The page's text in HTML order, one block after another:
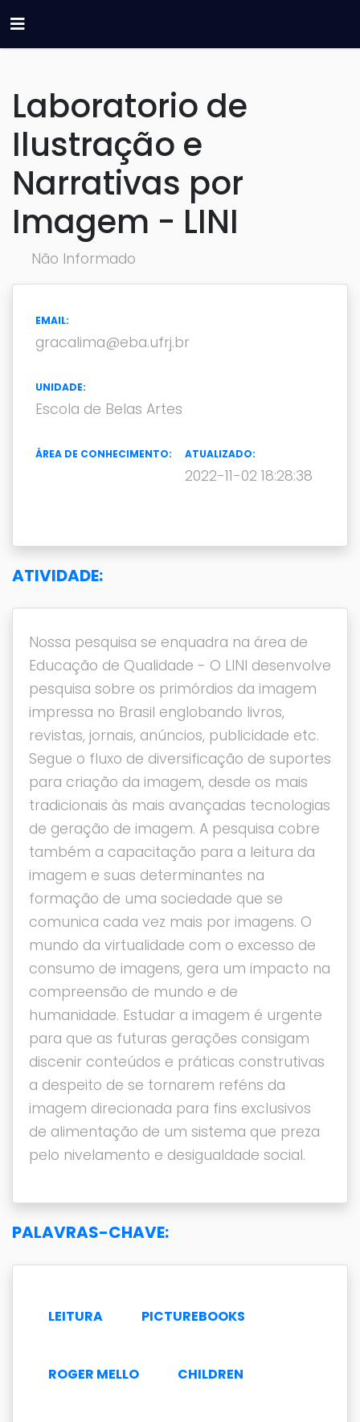
Laboratorio de
Ilustração e
Narrativas por
Imagem - LINI
Não Informado
EMAIL:
gracalima@eba.ufrj.br
UNIDADE:
Escola de Belas Artes
ÁREA DE CONHECIMENTO: ATUALIZADO:
2022-11-02 18:28:38
ATIVIDADE:
Nossa pesquisa se enquadra na área de
Educação de Qualidade - O LINI desenvolve
pesquisa sobre os primórdios da imagem
impressa no Brasil englobando livros,
revistas, jornais, anúncios, publicidade etc.
Segue o fluxo de diversificação de suportes
para criação da imagem, desde os mais
tradicionais às mais avançadas tecnologias
de geração de imagem. A pesquisa cobre
também a capacitação para a leitura da
imagem e suas determinantes na
formação de uma sociedade que se
comunica cada vez mais por imagens. O
mundo da virtualidade com o excesso de
consumo de imagens, gera um impacto na
compreensão de mundo e de
humanidade. Estudar a imagem é urgente
para que as futuras gerações consigam
discenir conteúdos e práticas construtivas
a despeito de se tornarem reféns da
imagem direcionada para fins exclusivos
de alimentação de um sistema que preza
pelo nivelamento e desigualdade social.
PALAVRAS-CHAVE:
LEITURA PICTUREBOOKS
ROGER MELLO CHILDREN